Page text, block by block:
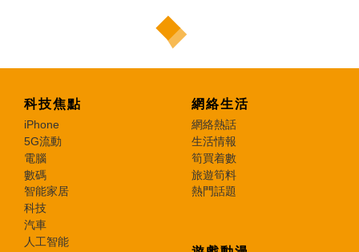
科技焦點
iPhone
5G流動
電腦
數碼
智能家居
科技
汽車
人工智能
網絡生活
網絡熱話
生活情報
筍買着數
旅遊筍料
熱門話題